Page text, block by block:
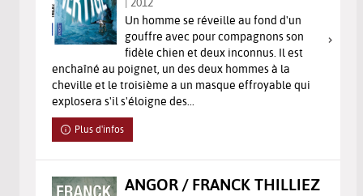
Un homme se réveille au fond d'un
gouffre avec pour compagnons son
fidèle chien et deux inconnus. Il est
enchaîné au poignet, un des deux hommes à la
cheville et le troisième a un masque effroyable qui
explosera s'il s'éloigne des...
Plus d'infos
ANGOR / FRANCK THILLIEZ